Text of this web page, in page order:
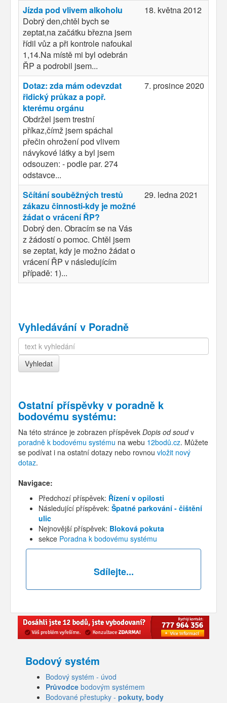
Jízda pod vlivem alkoholu
Dobrý den,chtěl bych se
zeptat,na začátku března jsem
řídil vůz a při kontrole nafoukal
1,14.Na místě mi byl odebrán
ŘP a podrobil jsem...
18. května 2012
Dotaz: zda mám odevzdat
řidický průkaz a popř.
kterému orgánu
Obdržel jsem trestní
příkaz,čímž jsem spáchal
přečin ohrožení pod vlivem
návykové látky a byl jsem
odsouzen: - podle par. 274
odstavce...
7. prosince 2020
Sčítání souběžných trestů
zákazu činnosti-kdy je možné
žádat o vrácení ŘP?
Dobrý den. Obracím se na Vás
z žádostí o pomoc. Chtěl jsem
se zeptat, kdy je možno žádat o
vrácení ŘP v následujícím
případě: 1)...
29. ledna 2021
Vyhledávání v Poradně
Ostatní příspěvky v poradně k
bodovému systému:
Na této stránce je zobrazen příspěvek Dopis od soudv
poradně k bodovému systému na webu 12bodů.cz. Můžete
se podívat i na ostatní dotazy nebo rovnou vložit nový
dotaz.
Navigace:
Předchozí příspěvek: Řízení v opilosti
Následující příspěvek: Špatné parkování - čištění
ulic
Nejnovější příspěvek: Bloková pokuta
sekce Poradna k bodovému systému
Sdílejte...
Bodový systém
Bodový systém - úvod
Průvodce bodovým systémem
Bodované přestupky - pokuty, body